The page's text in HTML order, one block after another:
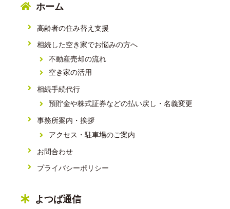
ホーム
高齢者の住み替え支援
相続した空き家でお悩みの方へ
不動産売却の流れ
空き家の活用
相続手続代行
預貯金や株式証券などの払い戻し・名義変更
事務所案内・挨拶
アクセス・駐車場のご案内
お問合わせ
プライバシーポリシー
よつば通信